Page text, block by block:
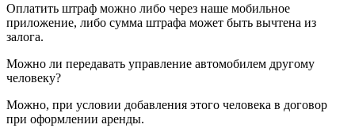
Оплатить штраф можно либо через наше мобильное
приложение, либо сумма штрафа может быть вычтена из
залога.
Можно ли передавать управление автомобилем другому
человеку?
Можно, при условии добавления этого человека в договор
при оформлении аренды.